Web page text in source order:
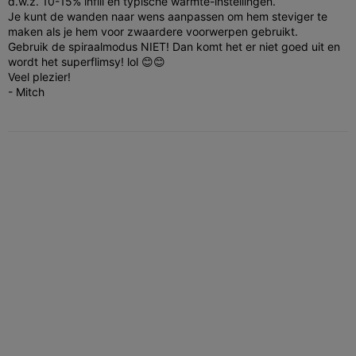
Je kunt de wanden naar wens aanpassen om hem steviger te
maken als je hem voor zwaardere voorwerpen gebruikt.
Gebruik de spiraalmodus NIET! Dan komt het er niet goed uit en
wordt het superflimsy! lol 😊😊
Veel plezier!
- Mitch